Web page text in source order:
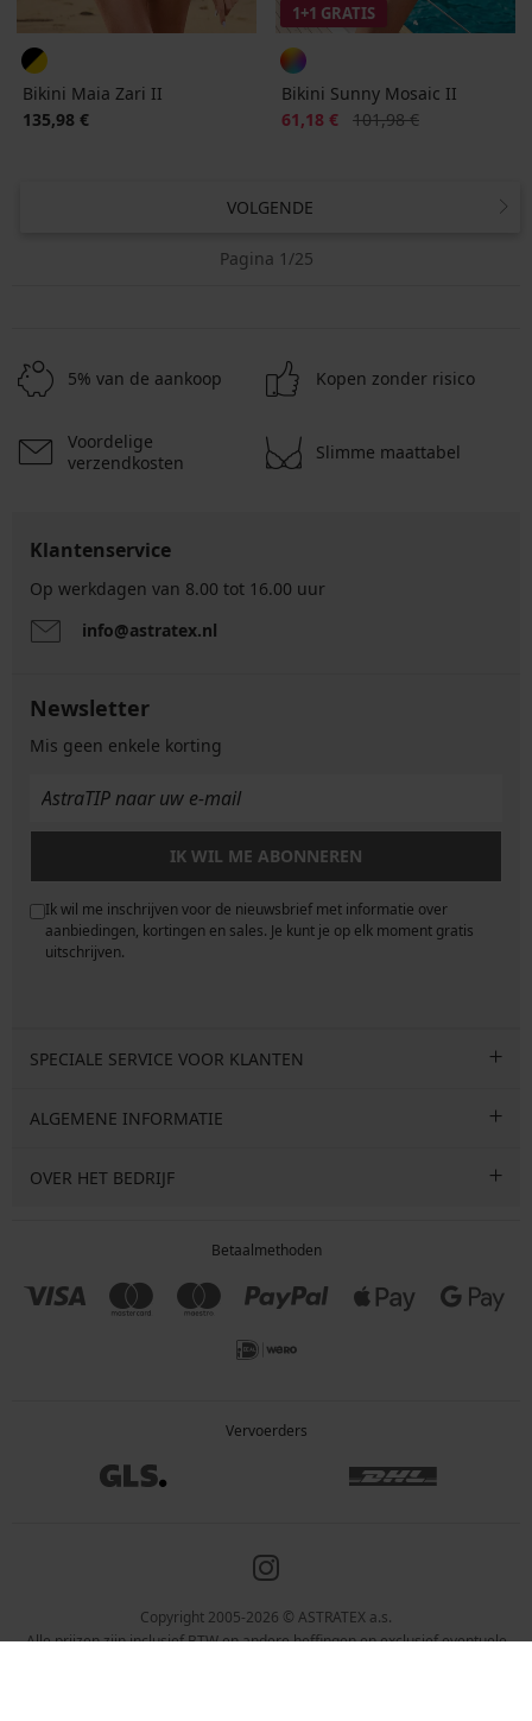
Bikini Maia Zari II
135,98 €
1+1 GRATIS
Bikini Sunny Mosaic II
Korting
61,18 € Oorspronkelijke prijs
101,98 €
VOLGENDE
Pagina 1/25
5% van de aankoop Kopen zonder risico
Voordelige
verzendkosten
Slimme maattabel
Klantenservice
Op werkdagen van 8.00 tot 16.00 uur
info@astratex.nl
Newsletter
Mis geen enkele korting
IK WIL ME ABONNEREN
Ik wil me inschrijven voor de nieuwsbrief met informatie over
aanbiedingen, kortingen en sales. Je kunt je op elk moment gratis
uitschrijven.
SPECIALE SERVICE VOOR KLANTEN
ALGEMENE INFORMATIE
OVER HET BEDRIJF
Betaalmethoden
Vervoerders
Copyright 2005-2026 © ASTRATEX a.s.
Alle prijzen zijn inclusief BTW en andere heffingen en exclusief eventuele